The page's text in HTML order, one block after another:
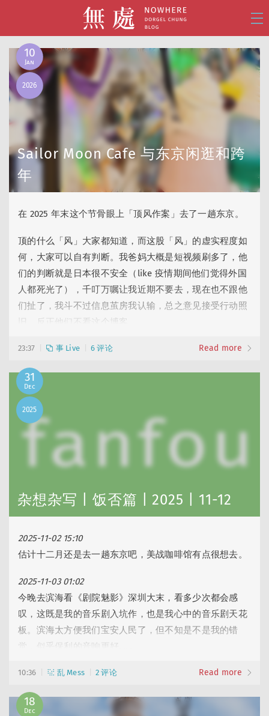
10
Jan
2026
Sailor Moon Cafe 与东京闲逛和跨
年
在 2025 年末这个节骨眼上「顶风作案」去了一趟东京。
顶的什么「风」大家都知道，而这股「风」的虚实程度如
何，大家可以自有判断。我爸妈大概是短视频刷多了，他
们的判断就是日本很不安全（like 疫情期间他们觉得外国
人都死光了），千叮万嘱让我近期不要去，现在也不跟他
们扯了，我斗不过信息茧房我认输，总之意见接受行动照
旧，反正他们不看这个博客。
又来东京了，不过 2025 就来了两次。这次与 Seki 及其家
属郑老师出行，我 27 号晚上到、2 号早上走，她们比我早
到一周。由于三个人，我们住了 Airbnb 民宿，在山手线
大塚站附近，虽然有点郊但还挺方便，而且房子很好（每
次住日本的房……
23:37 事 Live 6 评论 Read more
31
Dec
2025
杂想杂写 | 饭否篇 | 2025 | 11-12
2025-11-02 15:10
估计十二月还是去一趟东京吧，美战咖啡馆有点很想去。
2025-11-03 01:02
今晚去滨海看《剧院魅影》深圳大末，看多少次都会感
叹，这既是我的音乐剧入坑作，也是我心中的音乐剧天花
板。滨海太方便我们宝安人民了，但不知是不是我的错
觉，似乎保利的音响更好……
2025-11-04 20:13
看了一个多小时外卖，最后还是选了 M 记，吃饭好累啊
😩。
10:36 乱 Mess 2 评论 Read more
18
Dec
乱 Mess (74) 事 Live
影 Shoot (81) 思 Think (18)
🧭 写游记 (34) 🌸 去日本 (30)
🪭 看演出 (25)🌙 美战 (15)
🍚 饭否合集 (21) 🗓️ 又一年 (12)
🖌️ 更新记录 (10)
ui-ux-pro-max-skill
Peggy: 叔叔好！🫡这几年经常跑珠海澳门啊～
: 你是神仙！你是人才！！佩服你强大的心脏！！！五一那条还可以加…
Peggy : 要赶各种公共交通，根本算不上松弛。。自己开车才是啊！你是没有…
Peggy: 把以前的存货重新发布一遍呗
Alex: 完结撒花！
Peggy: 啥重大决定？ 真的好多绿油油草猫！那张图可以发红薯了～
yiqiu: 道老师的灯箱令人打开了谷子收纳的新思路！
Sam Wanng